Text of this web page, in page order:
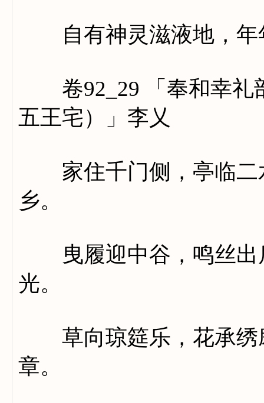
自有神灵滋液地，年
卷92_29 「奉和幸礼
五王宅）」李乂
家住千门侧，亭临二
乡。
曳履迎中谷，鸣丝出
光。
草向琼筵乐，花承绣
章。